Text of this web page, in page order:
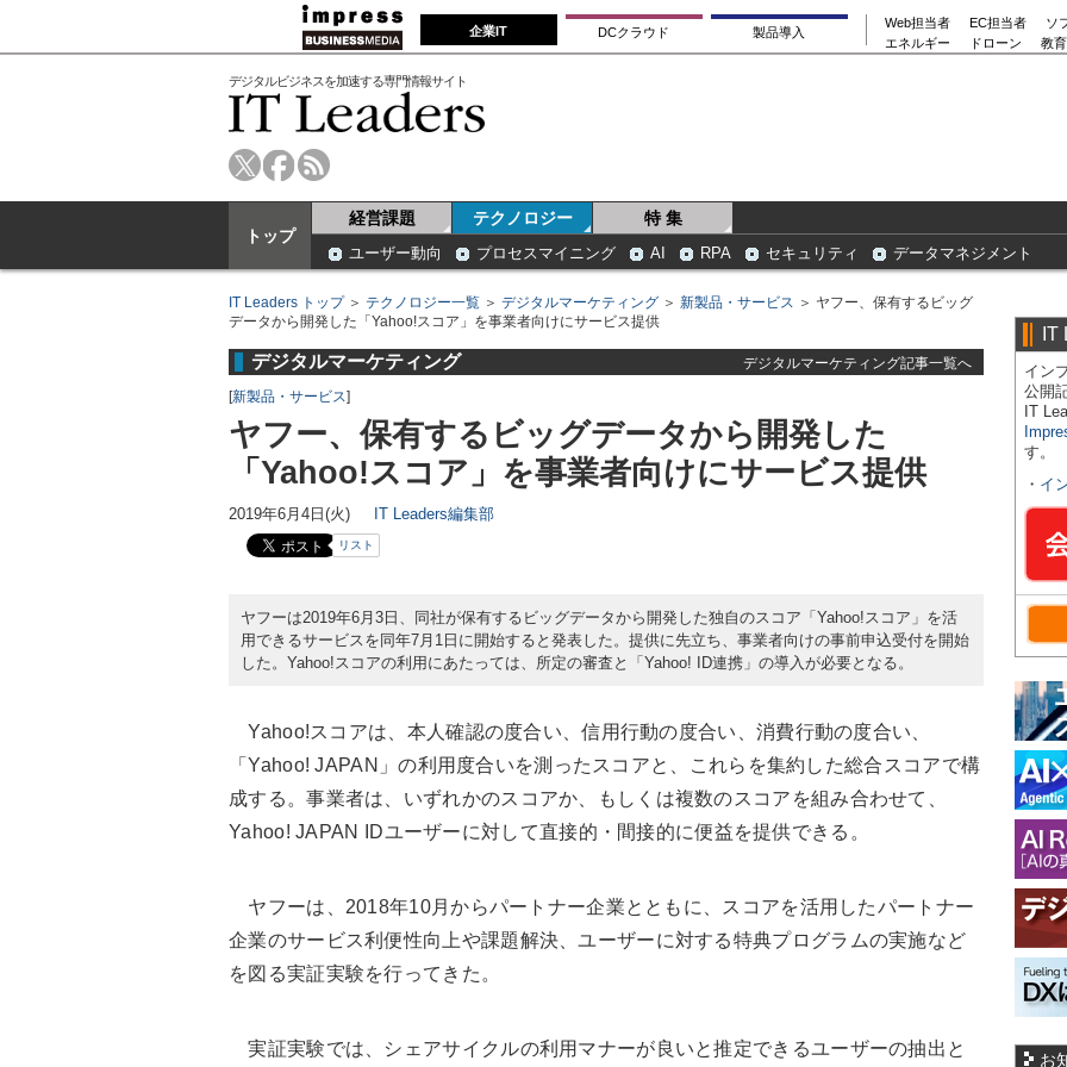
企業IT DCクラウド 製品導入
Web担当者 EC担当者
ソ
エネルギー
ドローン 教
デジタルビジネスを加速する専門情報サイト
トップ
経営課題 テクノロジー 特 集
ユーザー動向 プロセスマイニング AI RPA セキュリティ データマネジメント
IT Leaders トップ＞ テクノロジー一覧 ＞ デジタルマーケティング ＞ 新製品・サービス ＞ ヤフー、保有するビッグ
データから開発した「Yahoo!スコア」を事業者向けにサービス提供
デジタルマーケティング
デジタルマーケティング記事一覧へ
[新製品・サービス]
ヤフー、保有するビッグデータから開発した
「Yahoo!スコア」を事業者向けにサービス提供
2019年6月4日(火) IT Leaders編集部
リスト
ヤフーは2019年6月3日、同社が保有するビッグデータから開発した独自のスコア「Yahoo!スコア」を活
用できるサービスを同年7月1日に開始すると発表した。提供に先立ち、事業者向けの事前申込受付を開始
した。Yahoo!スコアの利用にあたっては、所定の審査と「Yahoo! ID連携」の導入が必要となる。
Yahoo!スコアは、本人確認の度合い、信用行動の度合い、消費行動の度合い、
「Yahoo! JAPAN」の利用度合いを測ったスコアと、これらを集約した総合スコアで構
成する。事業者は、いずれかのスコアか、もしくは複数のスコアを組み合わせて、
Yahoo! JAPAN IDユーザーに対して直接的・間接的に便益を提供できる。
ヤフーは、2018年10月からパートナー企業とともに、スコアを活用したパートナー
企業のサービス利便性向上や課題解決、ユーザーに対する特典プログラムの実施など
を図る実証実験を行ってきた。
実証実験では、シェアサイクルの利用マナーが良いと推定できるユーザーの抽出と
IT
イン
公開
IT
す。
・ イ
お